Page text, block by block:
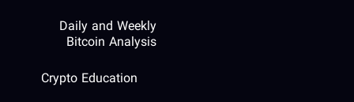
Daily and Weekly
Bitcoin Analysis
Crypto Education